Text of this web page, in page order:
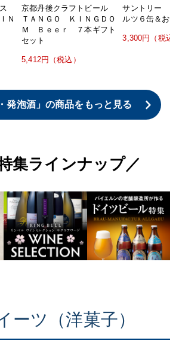
Ｎ
京都丹後クラフトビール
ＴＡＮＧＯ ＫＩＮＧＤＯ
Ｍ Ｂｅｅｒ ７本ギフト
セット
5,412円（税込）
サントリー プ
ルツ６缶＆お
3,300円（税込
発泡酒」の商品をもっと見る
集ラインナップ
ーツ（洋菓子）